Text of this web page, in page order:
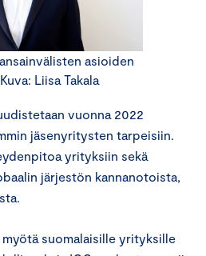
asioiden
Liisa Takala
vuonna 2022
jäsenyritysten tarpeisiin.
yrityksiin sekä
järjestön kannanotoista,
suomalaisille yrityksille